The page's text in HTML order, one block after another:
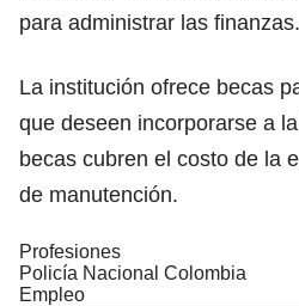
para administrar las finanzas.
La institución ofrece becas
que deseen incorporarse a
becas cubren el costo de la
de manutención.
Profesiones
Policía Nacional Colombia
Empleo